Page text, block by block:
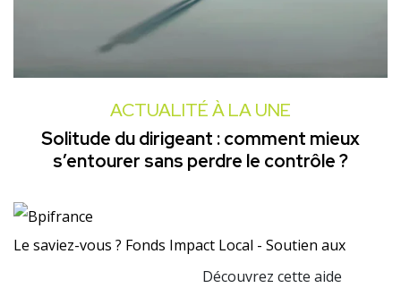
ACTUALITÉ À LA UNE
Solitude du dirigeant : comment mieux
s’entourer sans perdre le contrôle ?
Le saviez-vous ? Fonds Impact Local - Soutien aux
Découvrez cette aide